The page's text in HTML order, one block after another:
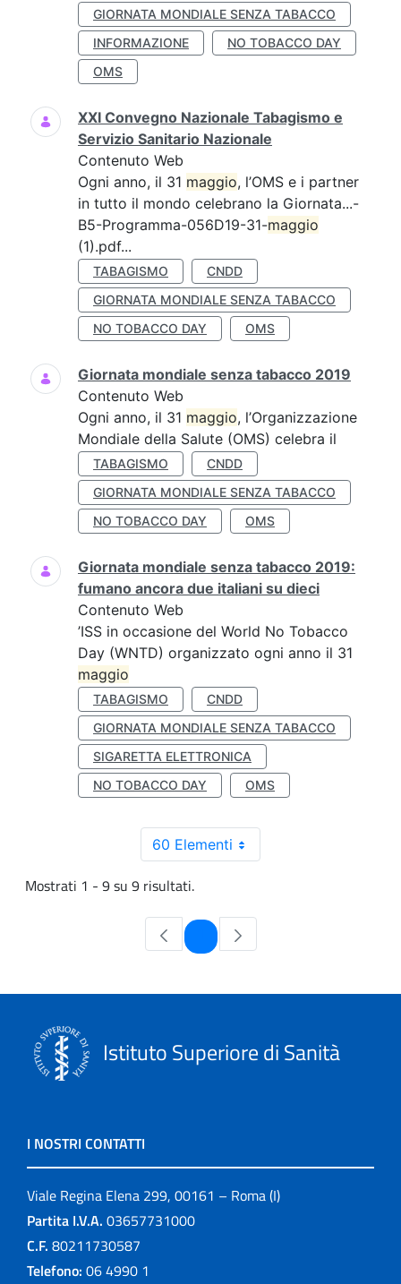
GIORNATA MONDIALE SENZA TABACCO
INFORMAZIONE
NO TOBACCO DAY
OMS
XXI Convegno Nazionale Tabagismo e
Servizio Sanitario Nazionale
Contenuto Web
Ogni anno, il 31 maggio, l’OMS e i partner
in tutto il mondo celebrano la Giornata...-
B5-Programma-056D19-31-maggio
(1).pdf...
TABAGISMO
CNDD
GIORNATA MONDIALE SENZA TABACCO
NO TOBACCO DAY
OMS
Giornata mondiale senza tabacco 2019
Contenuto Web
Ogni anno, il 31 maggio, l’Organizzazione
Mondiale della Salute (OMS) celebra il
TABAGISMO
CNDD
GIORNATA MONDIALE SENZA TABACCO
NO TOBACCO DAY
OMS
Giornata mondiale senza tabacco 2019:
fumano ancora due italiani su dieci
Contenuto Web
’ISS in occasione del World No Tobacco
Day (WNTD) organizzato ogni anno il 31
maggio
TABAGISMO
CNDD
GIORNATA MONDIALE SENZA TABACCO
SIGARETTA ELETTRONICA
NO TOBACCO DAY
OMS
60 Elementi
Mostrati 1 - 9 su 9 risultati.
Pagina
Istituto Superiore di Sanità
I NOSTRI CONTATTI
Viale Regina Elena 299, 00161 – Roma (I)
Partita I.V.A. 03657731000
C.F. 80211730587
Telefono: 06 4990 1